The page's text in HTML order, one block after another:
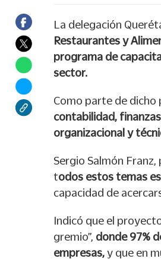
La delegación
Restaurantes y
programa de
sector.
Como parte de dicho
contabilidad,
organizacional y
Sergio Salmón
todos estos temas
capacidad de
Indicó que el
gremio”, donde 97%
empresas, y que en